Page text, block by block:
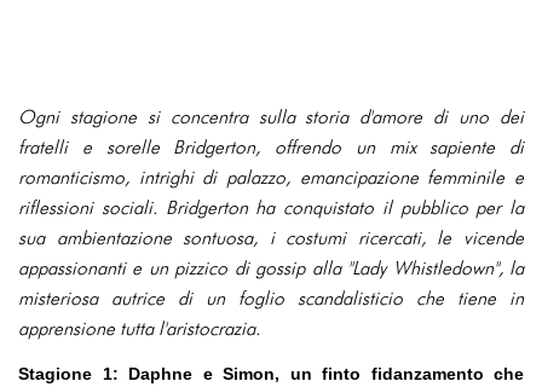
Ogni stagione si concentra sulla storia d'amore di uno dei
fratelli e sorelle Bridgerton, offrendo un mix sapiente di
romanticismo, intrighi di palazzo, emancipazione femminile e
riflessioni sociali. Bridgerton ha conquistato il pubblico per la
sua ambientazione sontuosa, i costumi ricercati, le vicende
appassionanti e un pizzico di gossip alla "Lady Whistledown", la
misteriosa autrice di un foglio scandalisticio che tiene in
apprensione tutta l'aristocrazia.
Stagione 1: Daphne e Simon, un finto fidanzamento che